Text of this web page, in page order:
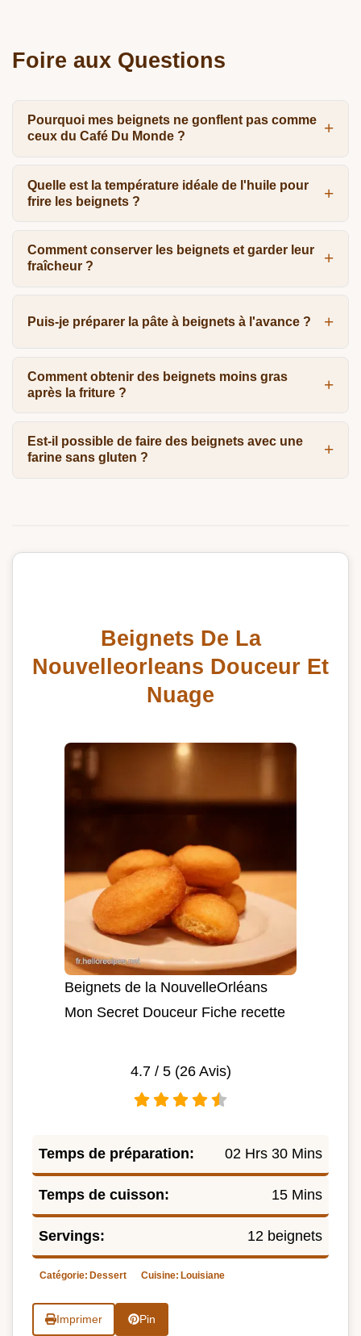
Foire aux Questions
Pourquoi mes beignets ne gonflent pas comme
ceux du Café Du Monde ?
Quelle est la température idéale de l'huile pour
frire les beignets ?
Comment conserver les beignets et garder leur
fraîcheur ?
Puis-je préparer la pâte à beignets à l'avance ?
Comment obtenir des beignets moins gras
après la friture ?
Est-il possible de faire des beignets avec une
farine sans gluten ?
Beignets De La
Nouvelleorleans Douceur Et
Nuage
Beignets de la NouvelleOrléans
Mon Secret Douceur Fiche recette
4.7/ 5 (26Avis)
Temps de préparation: 02 Hrs 30 Mins
Temps de cuisson: 15 Mins
Servings: 12 beignets
Catégorie: Dessert Cuisine: Louisiane
Imprimer Pin